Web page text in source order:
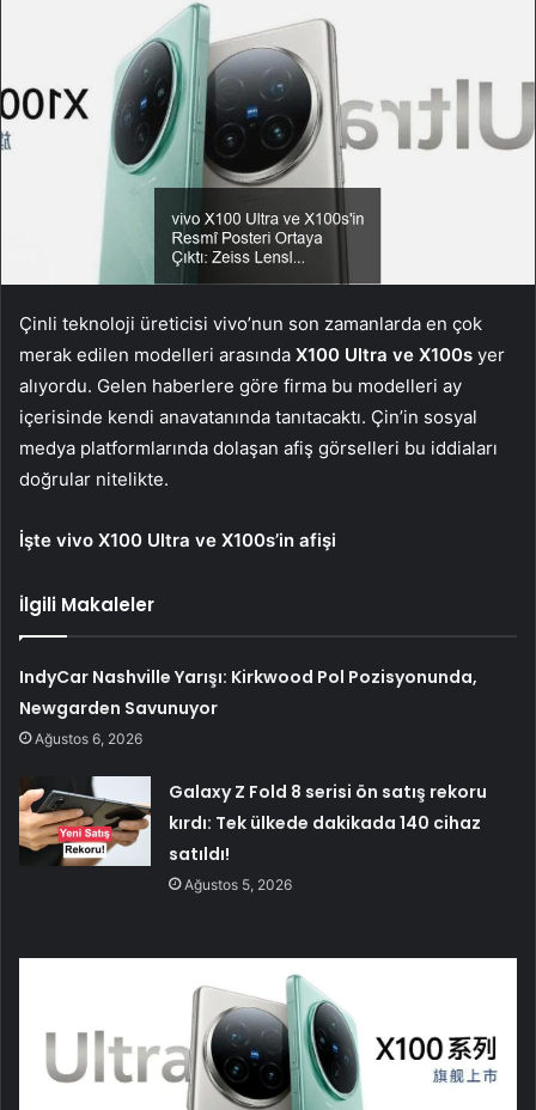
Çinli teknoloji üreticisi vivo’nun son zamanlarda en çok
merak edilen modelleri arasında X100 Ultra ve X100s yer
alıyordu. Gelen haberlere göre firma bu modelleri ay
içerisinde kendi anavatanında tanıtacaktı. Çin’in sosyal
medya platformlarında dolaşan afiş görselleri bu iddiaları
doğrular nitelikte.
İşte vivo X100 Ultra ve X100s’in afişi
İlgili Makaleler
IndyCar Nashville Yarışı: Kirkwood Pol Pozisyonunda,
Newgarden Savunuyor
Ağustos 6, 2026
Galaxy Z Fold 8 serisi ön satış rekoru
kırdı: Tek ülkede dakikada 140 cihaz
satıldı!
Ağustos 5, 2026